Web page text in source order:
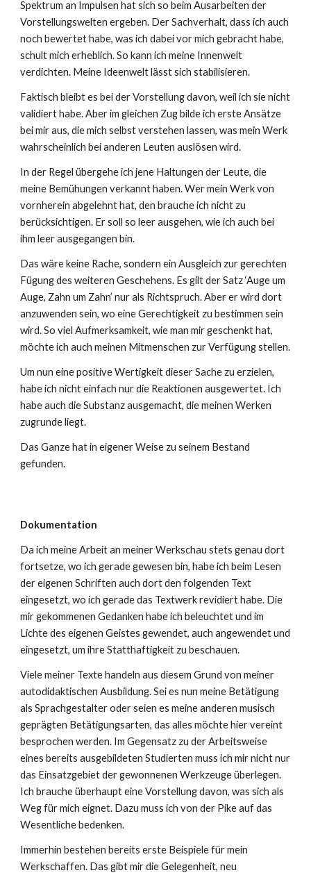
Spektrum an Impulsen hat sich so beim Ausarbeiten der
Vorstellungswelten ergeben. Der Sachverhalt, dass ich auch
noch bewertet habe, was ich dabei vor mich gebracht habe,
schult mich erheblich. So kann ich meine Innenwelt
verdichten. Meine Ideenwelt lässt sich stabilisieren.
Faktisch bleibt es bei der Vorstellung davon, weil ich sie nicht
validiert habe. Aber im gleichen Zug bilde ich erste Ansätze
bei mir aus, die mich selbst verstehen lassen, was mein Werk
wahrscheinlich bei anderen Leuten auslösen wird.
In der Regel übergehe ich jene Haltungen der Leute, die
meine Bemühungen verkannt haben. Wer mein Werk von
vornherein abgelehnt hat, den brauche ich nicht zu
berücksichtigen. Er soll so leer ausgehen, wie ich auch bei
ihm leer ausgegangen bin.
Das wäre keine Rache, sondern ein Ausgleich zur gerechten
Fügung des weiteren Geschehens. Es gilt der Satz ‘Auge um
Auge, Zahn um Zahn’ nur als Richtspruch. Aber er wird dort
anzuwenden sein, wo eine Gerechtigkeit zu bestimmen sein
wird. So viel Aufmerksamkeit, wie man mir geschenkt hat,
möchte ich auch meinen Mitmenschen zur Verfügung stellen.
Um nun eine positive Wertigkeit dieser Sache zu erzielen,
habe ich nicht einfach nur die Reaktionen ausgewertet. Ich
habe auch die Substanz ausgemacht, die meinen Werken
zugrunde liegt.
Das Ganze hat in eigener Weise zu seinem Bestand
gefunden.
Dokumentation
Da ich meine Arbeit an meiner Werkschau stets genau dort
fortsetze, wo ich gerade gewesen bin, habe ich beim Lesen
der eigenen Schriften auch dort den folgenden Text
eingesetzt, wo ich gerade das Textwerk revidiert habe. Die
mir gekommenen Gedanken habe ich beleuchtet und im
Lichte des eigenen Geistes gewendet, auch angewendet und
eingesetzt, um ihre Statthaftigkeit zu beschauen.
Viele meiner Texte handeln aus diesem Grund von meiner
autodidaktischen Ausbildung. Sei es nun meine Betätigung
als Sprachgestalter oder seien es meine anderen musisch
geprägten Betätigungsarten, das alles möchte hier vereint
besprochen werden. Im Gegensatz zu der Arbeitsweise
eines bereits ausgebildeten Studierten muss ich mir nicht nur
das Einsatzgebiet der gewonnenen Werkzeuge überlegen.
Ich brauche überhaupt eine Vorstellung davon, was sich als
Weg für mich eignet. Dazu muss ich von der Pike auf das
Wesentliche bedenken.
Immerhin bestehen bereits erste Beispiele für mein
Werkschaffen. Das gibt mir die Gelegenheit, neu